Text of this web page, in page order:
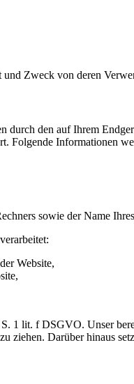
und Zweck von deren
den auf Ihrem
Folgende Informationen
sowie der Name
Website,
1 lit. f DSGVO. Unser
ziehen. Darüber hinaus